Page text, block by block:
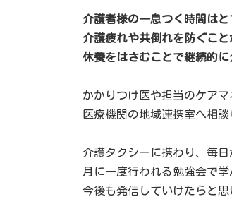
介護者様の一息つく時間はと
介護疲れや共倒れを防ぐこ
休養をはさむことで継続的
かかりつけ医や担当のケア
医療機関の地域連携室へ相談
介護タクシーに携わり、毎日
月に一度行われる勉強会で
今後も発信していけたらと思